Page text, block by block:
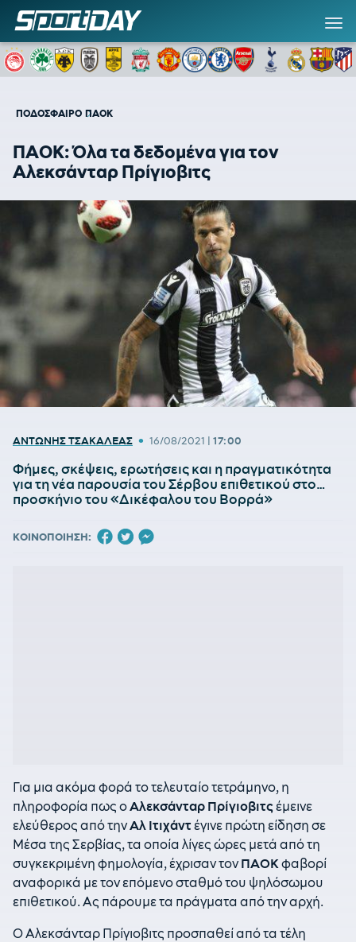
ΠΟΔΟΣΦΑΙΡΟ ΠΑΟΚ
ΠΑΟΚ: Όλα τα δεδομένα για τον
Αλεκσάνταρ Πρίγιοβιτς
ΑΝΤΩΝΗΣ ΤΣΑΚΑΛΕΑΣ • 16/08/2021 | 17:00
Φήμες, σκέψεις, ερωτήσεις και η πραγματικότητα
για τη νέα παρουσία του Σέρβου επιθετικού στο…
προσκήνιο του «Δικέφαλου του Βορρά»
ΚΟΙΝΟΠΟΙΗΣΗ:
Για μια ακόμα φορά το τελευταίο τετράμηνο, η
πληροφορία πως οΑλεκσάνταρ Πρίγιοβιτς έμεινε
ελεύθερος από τηνΑλ Ιτιχάντ έγινε πρώτη είδηση σε
Μέσα της Σερβίας, τα οποία λίγες ώρες μετά από τη
συγκεκριμένη φημολογία, έχρισαν τονΠΑΟΚ φαβορί
αναφορικά με τον επόμενο σταθμό του ψηλόσωμου
επιθετικού. Ας πάρουμε τα πράγματα από την αρχή.
Ο Αλεκσάνταρ Πρίγιοβιτς προσπαθεί από τα τέλη